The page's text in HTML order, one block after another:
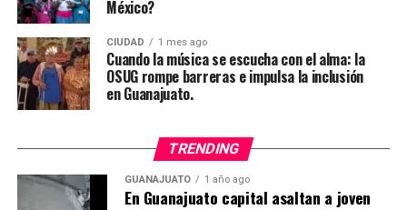
México?
CIUDAD 1 mes ago
Cuando la música se escucha con el alma: la
OSUG rompe barreras e impulsa la inclusión
en Guanajuato.
TRENDING
GUANAJUATO 1 año ago
En Guanajuato capital asaltan a joven